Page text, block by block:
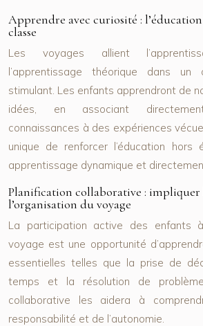
Apprendre avec curiosité :
classe
Les voyages allient
l’apprentissage théorique dans
stimulant. Les enfants apprendront de
idées, en associant
connaissances à des expériences
unique de renforcer l’éducation hors
apprentissage dynamique et
Planification collaborative : impliquer
l’organisation du voyage
La participation active des enfants
voyage est une opportunité
essentielles telles que la prise de
temps et la résolution de
collaborative les aidera à
responsabilité et de l’autonomie.